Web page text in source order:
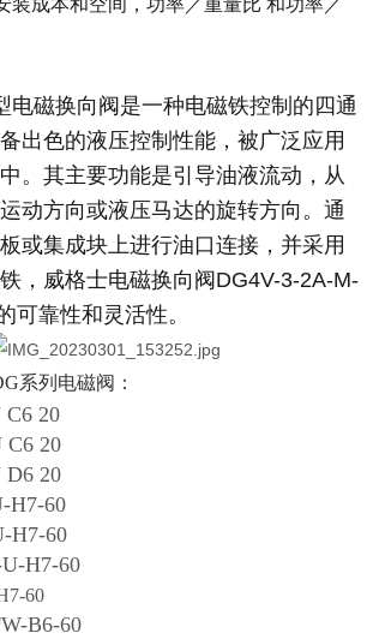
装成本和空间，功率／重量比 和功率／
电磁换向阀是一种电磁铁控制的四通
出色的液压控制性能，被广泛应用
。其主要功能是引导油液流动，从
动方向或液压马达的旋转方向。通
或集成块上进行油口连接，并采用
，威格士电磁换向阀DG4V-3-2A-M-
可靠性和灵活性。
系列电磁阀：
20
C6 20
D6 20
H7-60
H7-60
H7-60
60
B6-60